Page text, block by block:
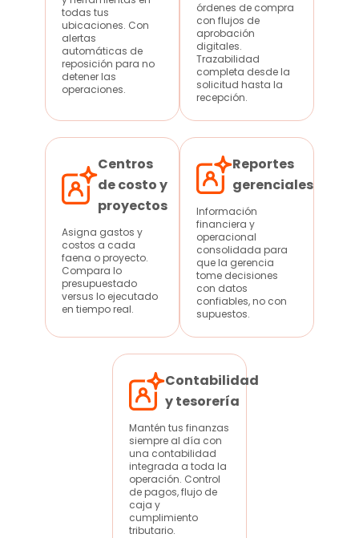
todas tus
ubicaciones. Con
alertas
automáticas de
reposición para no
detener las
operaciones.
órdenes de compra
con flujos de
aprobación
digitales.
Trazabilidad
completa desde la
solicitud hasta la
recepción.
Centros
de costo y
proyectos
Asigna gastos y
costos a cada
faena o proyecto.
Compara lo
presupuestado
versus lo ejecutado
en tiempo real.
Reportes
gerenciales
Información
financiera y
operacional
consolidada para
que la gerencia
tome decisiones
con datos
confiables, no con
supuestos.
Contabilidad
y tesorería
Mantén tus finanzas
siempre al día con
una contabilidad
integrada a toda la
operación. Control
de pagos, flujo de
caja y
cumplimiento
tributario.